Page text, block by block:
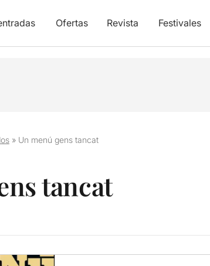
Ofertas Revista Festivales
» Un menú gens tancat
tancat